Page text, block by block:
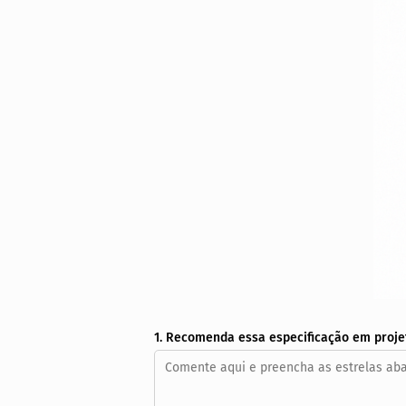
1. Recomenda essa especificação em